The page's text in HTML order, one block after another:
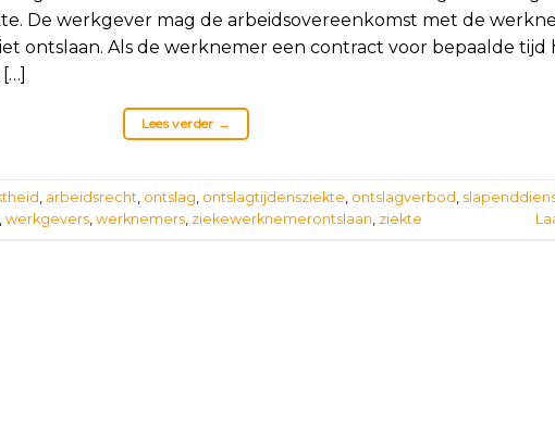
De werkgever mag de arbeidsovereenkomst met de
ontslaan. Als de werknemer een contract voor bepaalde tijd
Lees verder →
, arbeidsrecht, ontslag, ontslagtijdensziekte, ontslagverbod ,
, werkgevers, werknemers, ziekewerknemerontslaan, ziekte